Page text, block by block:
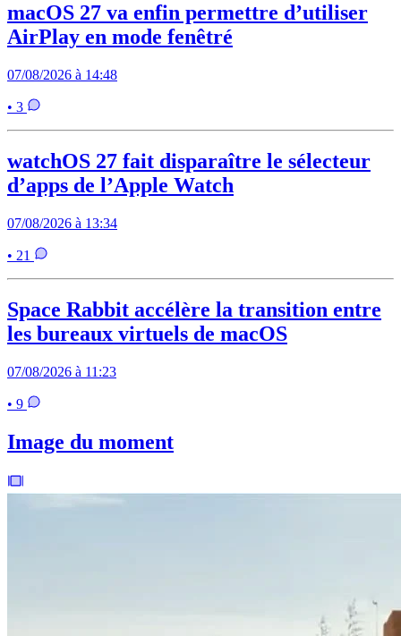
macOS 27 va enfin permettre d’utiliser
AirPlay en mode fenêtré
07/08/2026 à 14:48
• 3
watchOS 27 fait disparaître le sélecteur
d’apps de l’Apple Watch
07/08/2026 à 13:34
• 21
Space Rabbit accélère la transition entre
les bureaux virtuels de macOS
07/08/2026 à 11:23
• 9
Image du moment